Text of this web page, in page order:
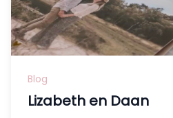
Blog
Lizabeth en Daan